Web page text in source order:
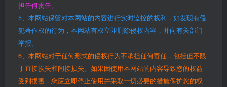
担任何责任。
5、本网站保留对本网站的内容进行实时监控的权利，如发现有侵
犯著作权的行为，本网站有权立即删除侵权内容，并向有关部门
举报。
6、本网站对于任何形式的侵权行为不承担任何责任，包括但不限
于直接损失和间接损失。如果因使用本网站的内容导致您的权益
受到损害，您应立即停止使用并采取一切必要的措施保护您的权